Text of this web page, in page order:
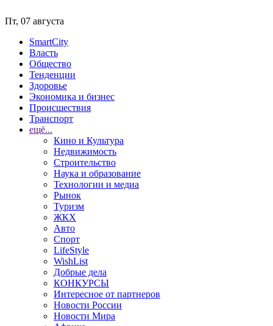
Пт, 07 августа
SmartCity
Власть
Общество
Тенденции
Здоровье
Экономика и бизнес
Происшествия
Транспорт
ещё...
Кино и Культура
Недвижимость
Строительство
Наука и образование
Технологии и медиа
Рынок
Туризм
ЖКХ
Авто
Спорт
LifeStyle
WishList
Добрые дела
КОНКУРСЫ
Интересное от партнеров
Новости России
Новости Мира